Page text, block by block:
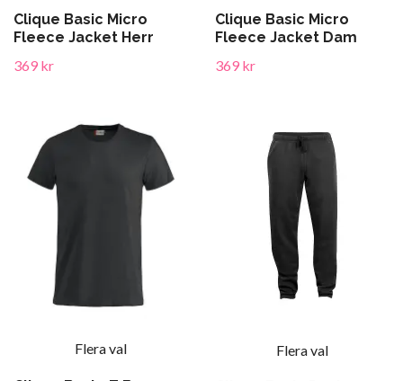
Clique Basic Micro
Fleece Jacket Herr
369 kr
Clique Basic Micro
Fleece Jacket Dam
369 kr
Flera val Flera val